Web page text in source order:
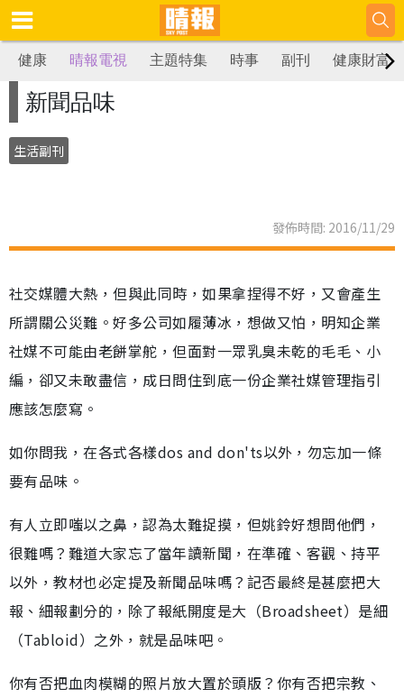
健康 晴報電視 主題特集 時事 副刊 健康財富
新聞品味
生活副刊
發佈時間: 2016/11/29
社交媒體大熱，但與此同時，如果拿捏得不好，又會產生
所謂關公災難。好多公司如履薄冰，想做又怕，明知企業
社媒不可能由老餅掌舵，但面對一眾乳臭未乾的毛毛、小
編，卻又未敢盡信，成日問住到底一份企業社媒管理指引
應該怎麼寫。
如你問我，在各式各樣dos and don'ts以外，勿忘加一條
要有品味。
有人立即嗤以之鼻，認為太難捉摸，但姚鈴好想問他們，
很難嗎？難道大家忘了當年讀新聞，在準確、客觀、持平
以外，教材也必定提及新聞品味嗎？記否最終是甚麼把大
報、細報劃分的，除了報紙開度是大（Broadsheet）是細
（Tabloid）之外，就是品味吧。
你有否把血肉模糊的照片放大置於頭版？你有否把宗教、